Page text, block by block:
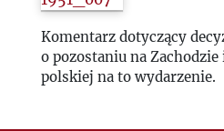
Komentarz dotyczący
o pozostaniu na
polskiej na to wydarzenie.